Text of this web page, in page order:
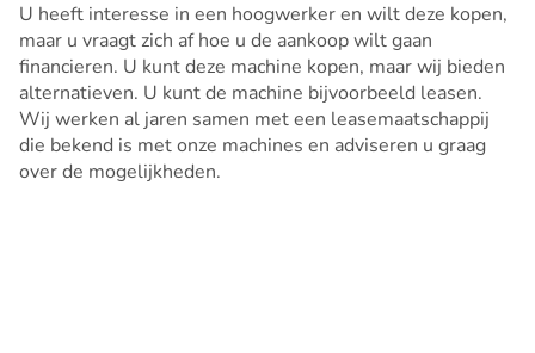
U heeft interesse in een hoogwerker en wilt deze kopen,
maar u vraagt zich af hoe u de aankoop wilt gaan
financieren. U kunt deze machine kopen, maar wij bieden
alternatieven. U kunt de machine bijvoorbeeld leasen.
Wij werken al jaren samen met een leasemaatschappij
die bekend is met onze machines en adviseren u graag
over de mogelijkheden.